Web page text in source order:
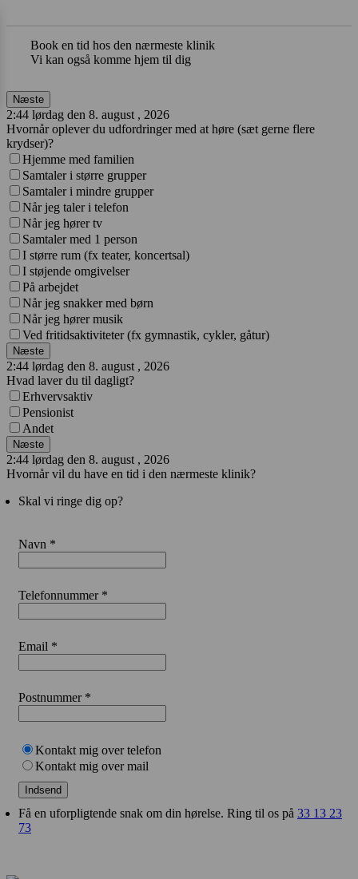
Book en tid hos den nærmeste klinik
Vi kan også komme hjem til dig
Næste
2:44 lørdag den 8. august , 2026
Hvornår oplever du udfordringer med at høre (sæt gerne flere
krydser)?
Hjemme med familien
Samtaler i større grupper
Samtaler i mindre grupper
Når jeg taler i telefon
Når jeg hører tv
Samtaler med 1 person
I større rum (fx teater, koncertsal)
I støjende omgivelser
På arbejdet
Når jeg snakker med børn
Når jeg hører musik
Ved fritidsaktiviteter (fx gymnastik, cykler, gåtur)
Næste
2:44 lørdag den 8. august , 2026
Hvad laver du til dagligt?
Erhvervsaktiv
Pensionist
Andet
Næste
2:44 lørdag den 8. august , 2026
Hvornår vil du have en tid i den nærmeste klinik?
Skal vi ringe dig op?
Navn *
Telefonnummer *
Email *
Postnummer *
Kontakt mig over telefon
Kontakt mig over mail
Indsend
Få en uforpligtende snak om din hørelse. Ring til os på 33 13 23
73